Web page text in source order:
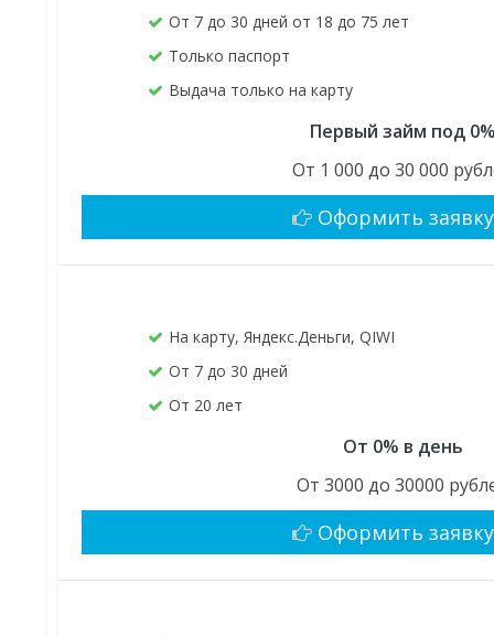
От 7 до 30 дней от 18 до 75 лет
Только паспорт
Выдача только на карту
Первый займ под
От 1 000 до 30 000
Оформить заявку
На карту, Яндекс.Деньги, QIWI
От 7 до 30 дней
От 20 лет
От 0% в день
От 3000 до 30000
Оформить заявку